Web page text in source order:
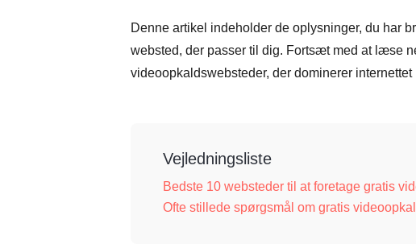
Denne artikel indeholder de oplysninger, du har
websted, der passer til dig. Fortsæt med at læse
videoopkaldswebsteder, der dominerer internettet
Vejledningsliste
Bedste 10 websteder til at foretage gratis
Ofte stillede spørgsmål om gratis